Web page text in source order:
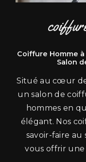
Coiffure Homme
Salon
Situé au cœur
un salon de
hommes en
élégant. Nos
savoir-faire
vous offrir